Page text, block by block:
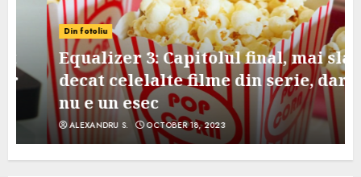
Din fotoliu
Equalizer 3: Capitolul final, mai slab
decat celelalte filme din serie, dar
nu e un esec
ALEXANDRU S. OCTOBER 18, 2023